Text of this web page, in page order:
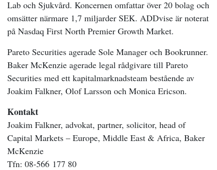
Lab och Sjukvård. Koncernen omfattar över 20 bolag och
omsätter närmare 1,7 miljarder SEK. ADDvise är noterat
på Nasdaq First North Premier Growth Market.
Pareto Securities agerade Sole Manager och Bookrunner.
Baker McKenzie agerade legal rådgivare till Pareto
Securities med ett kapitalmarknadsteam bestående av
Joakim Falkner, Olof Larsson och Monica Ericson.
Kontakt
Joakim Falkner, advokat, partner, solicitor, head of
Capital Markets – Europe, Middle East & Africa, Baker
McKenzie
Tfn: 08-566 177 80